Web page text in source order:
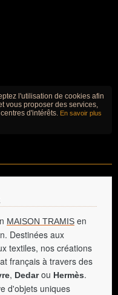
l'utilisation de cookies afin
vous proposer des services,
d'intérêts. En savoir plus
MAISON TRAMIS en
Destinées aux
textiles, nos créations
français à travers des
, Dedarou Hermès.
d'objets uniques